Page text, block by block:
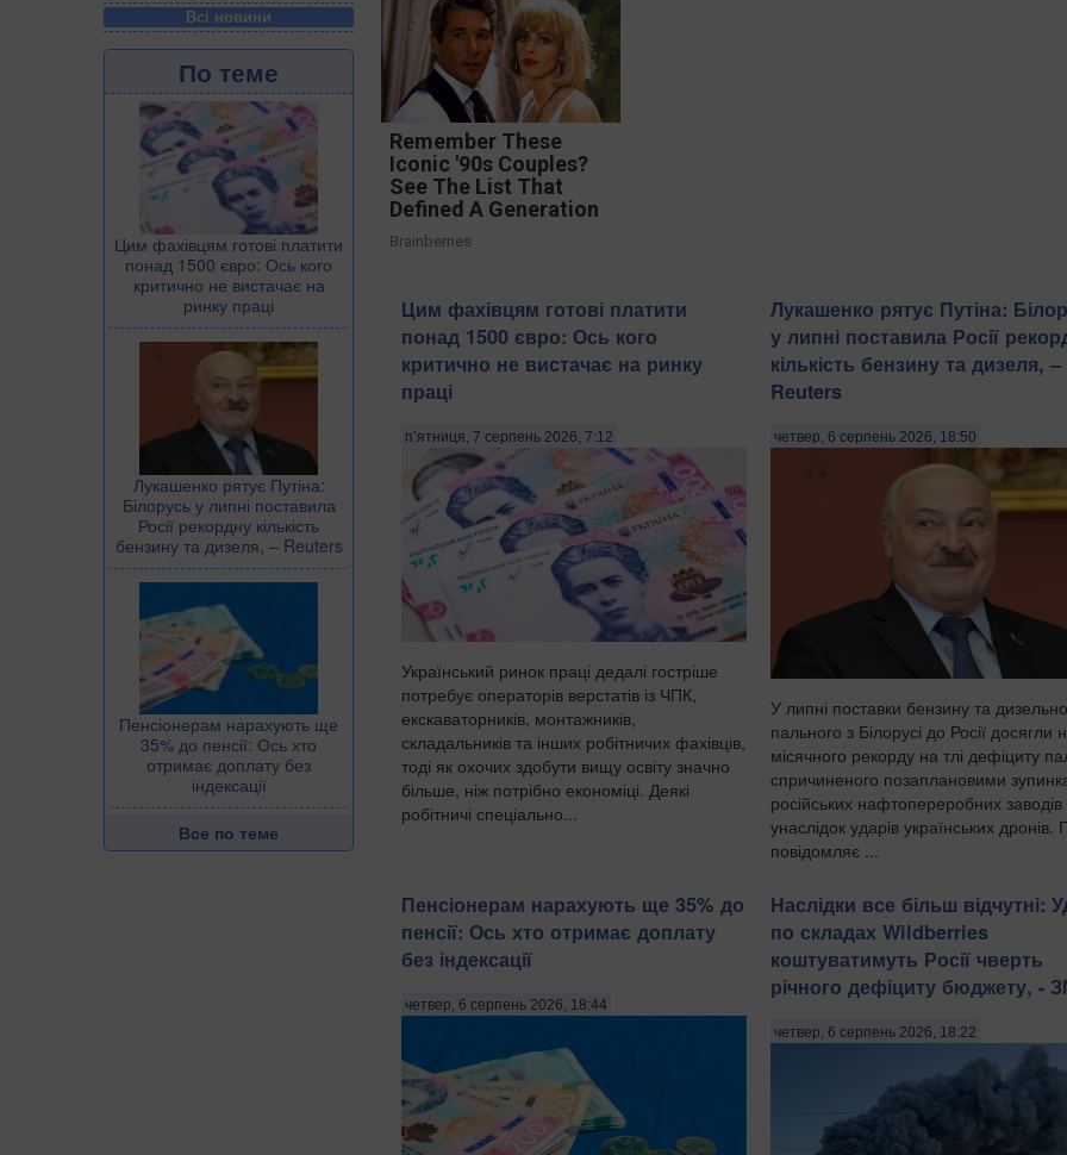
Всі новини
По теме
Цим фахівцям готові платити
понад 1500 євро: Ось кого
критично не вистачає на
ринку праці
Лукашенко рятує Путіна:
Білорусь у липні поставила
Росії рекордну кількість
бензину та дизеля, – Reuters
Пенсіонерам нарахують ще
35% до пенсії: Ось хто
отримає доплату без
індексації
Все по теме
Remember These
Iconic '90s Couples?
See The List That
Defined A Generation
Brainberries
Цим фахівцям готові платити
понад 1500 євро: Ось кого
критично не вистачає на ринку
праці
п’ятниця, 7 серпень 2026, 7:12
Український ринок праці дедалі гостріше
потребує операторів верстатів із ЧПК,
екскаваторників, монтажників,
складальників та інших робітничих фахівців,
тоді як охочих здобути вищу освіту значно
більше, ніж потрібно економіці. Деякі
робітничі спеціально...
Лукашенко рятує Путіна:
у липні поставила Росії
кількість бензину та дизеля, –
Reuters
четвер, 6 серпень 2026, 18:50
У липні поставки бензину та
пального з Білорусі до Росії досягли
місячного рекорду на тлі дефіциту
спричиненого позаплановими
російських нафтопереробних заводів
унаслідок ударів українських дронів.
повідомляє ...
Пенсіонерам нарахують ще 35% до
пенсії: Ось хто отримає доплату
без індексації
четвер, 6 серпень 2026, 18:44
Наслідки все більш відчутні:
по складах Wildberries
коштуватимуть Росії чверть
річного дефіциту бюджету, -
четвер, 6 серпень 2026, 18:22